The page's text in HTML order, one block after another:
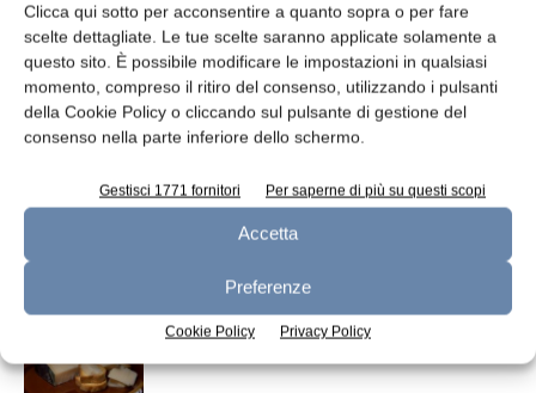
Clicca qui sotto per acconsentire a quanto sopra o per fare
scelte dettagliate. Le tue scelte saranno applicate solamente a
questo sito. È possibile modificare le impostazioni in qualsiasi
momento, compreso il ritiro del consenso, utilizzando i pulsanti
della Cookie Policy o cliccando sul pulsante di gestione del
consenso nella parte inferiore dello schermo.
Gestisci 1771 fornitori Per saperne di più su questi scopi
Accetta
Preferenze
Cookie Policy Privacy Policy
Tipo di caglio e caratteristiche
sensoriali di formaggi di capra
Progressi sulla
sperimentazione di peptidi
caseari bioattivi
ARTICOLI CORRELATI ALTRO DALL'AUTORE
Adulterazione con latte vaccino di
formaggi da latte di altre specie
Nuova metodologia per tenere sotto